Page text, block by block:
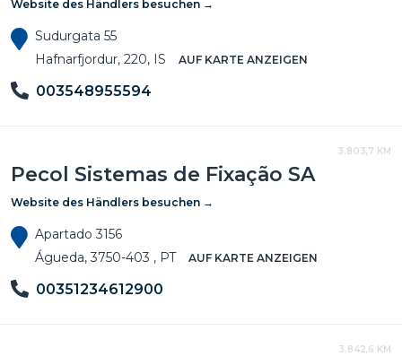
Website des Händlers besuchen →
Sudurgata 55
Hafnarfjordur, 220, IS
AUF KARTE ANZEIGEN
003548955594
3.803,7 KM
Pecol Sistemas de Fixação SA
Website des Händlers besuchen →
Apartado 3156
Águeda, 3750-403 , PT
AUF KARTE ANZEIGEN
00351234612900
3.842,6 KM